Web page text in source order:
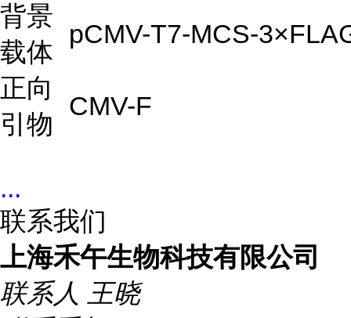
背景
载体
pCMV-T7-MCS-
正向
引物
CMV-F
...
联系我们
上海禾午生物科技有限公司
联系人 王晓